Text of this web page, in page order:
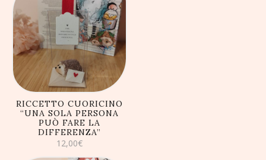
AGGIUNGI AL
CARRELLO
RICCETTO CUORICINO
“UNA SOLA PERSONA
PUÒ FARE LA
DIFFERENZA”
12,00€